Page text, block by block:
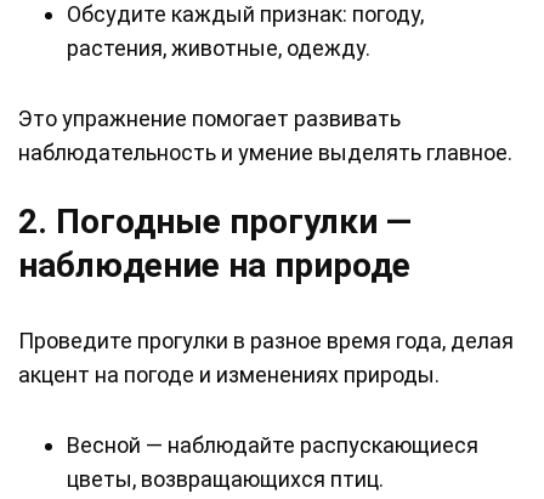
Обсудите каждый признак: погоду,
растения, животные, одежду.
Это упражнение помогает развивать
наблюдательность и умение выделять главное.
2. Погодные прогулки —
наблюдение на природе
Проведите прогулки в разное время года, делая
акцент на погоде и изменениях природы.
Весной — наблюдайте распускающиеся
цветы, возвращающихся птиц.